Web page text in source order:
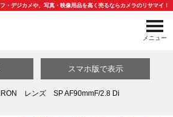
・デジカメや、写真・映像用品を高く売るならカメラのリサマイ！
メニュー
スマホ版で表示
レンズ SP AF90mmF/2.8 Di